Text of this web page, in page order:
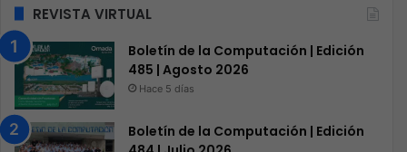
REVISTA VIRTUAL
Boletín de la Computación | Edición
485 | Agosto 2026
Hace 5 días
Boletín de la Computación | Edición